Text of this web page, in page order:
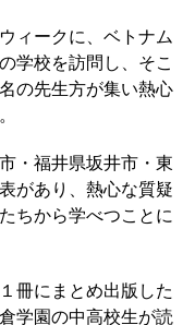
ィークに、ベトナム
学校を訪問し、そこ
の先生方が集い熱心
・福井県坂井市・東
があり、熱心な質疑
ちから学べつことに
冊にまとめ出版した
学園の中高校生が読